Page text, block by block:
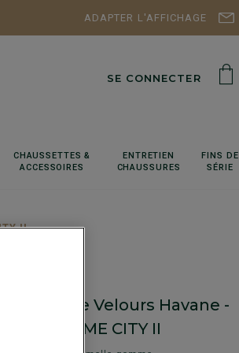
ADAPTER L'AFFICHAGE
SE CONNECTER
CHAUSSETTES &
ACCESSOIRES
ENTRETIEN
CHAUSSURES
FINS DE
SÉRIE
II
homme Velours Havane -
GOMME CITY II